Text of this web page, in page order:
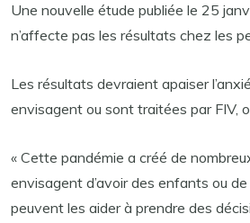
Une nouvelle étude publiée le 25
n’affecte pas les résultats chez les
Les résultats devraient apaiser
envisagent ou sont traitées par FIV,
« Cette pandémie a créé de
envisagent d’avoir des enfants ou
peuvent les aider à prendre des